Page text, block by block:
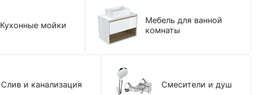
Кухонные мойки
Мебель для ванной
комнаты
Слив и канализация Смесители и душ